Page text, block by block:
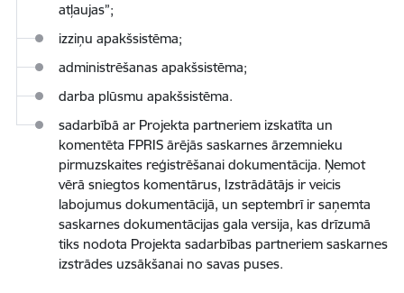
atļaujas”;
izziņu apakšsistēma;
administrēšanas apakšsistēma;
darba plūsmu apakšsistēma.
sadarbībā ar Projekta partneriem izskatīta un
komentēta FPRIS ārējās saskarnes ārzemnieku
pirmuzskaites reģistrēšanai dokumentācija. Ņemot
vērā sniegtos komentārus, Izstrādātājs ir veicis
labojumus dokumentācijā, un septembrī ir saņemta
saskarnes dokumentācijas gala versija, kas drīzumā
tiks nodota Projekta sadarbības partneriem saskarnes
izstrādes uzsākšanai no savas puses.